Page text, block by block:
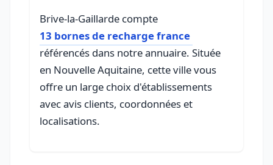
Brive-la-Gaillarde compte
13 bornes de recharge france
référencés dans notre annuaire. Située
en Nouvelle Aquitaine, cette ville vous
offre un large choix d'établissements
avec avis clients, coordonnées et
localisations.